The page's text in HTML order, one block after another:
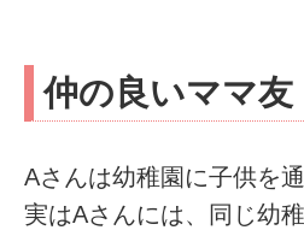
仲の良いママ友
Aさんは幼稚園に子供を
実はAさんには、同じ幼